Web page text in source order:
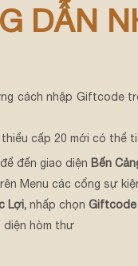
DẪN
cách nhập Giftcode
cấp 20 mới có thể
để đến giao diện Bến
Menu các cổng sự
Lợi, nhấp chọn Giftcode
diện hòm thư